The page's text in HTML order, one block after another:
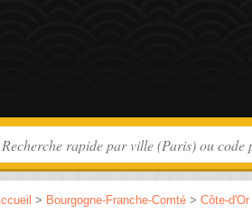
> Bourgogne-Franche-Comté > Côte-d'Or